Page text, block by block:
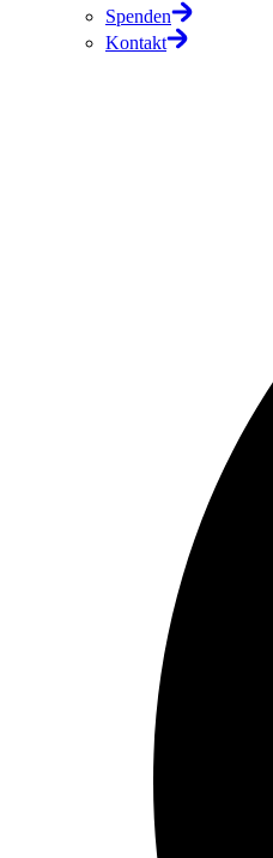
Spenden
Kontakt